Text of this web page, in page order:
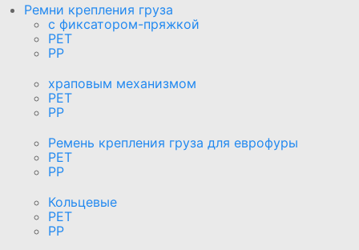
Ремни крепления груза
с фиксатором-пряжкой
PET
PP
храповым механизмом
PET
PP
Ремень крепления груза для еврофуры
PET
PP
Кольцевые
PET
PP